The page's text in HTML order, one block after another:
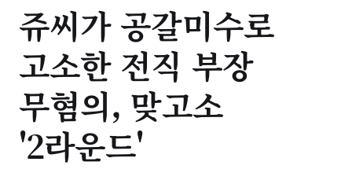
쥬씨가 공갈미수로
고소한 전직 부장
무혐의, 맞고소
'2라운드'